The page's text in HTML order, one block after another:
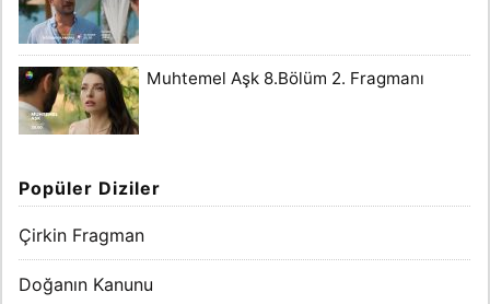
Muhtemel Aşk 8.Bölüm 2. Fragmanı
Popüler Diziler
Çirkin Fragman
Doğanın Kanunu